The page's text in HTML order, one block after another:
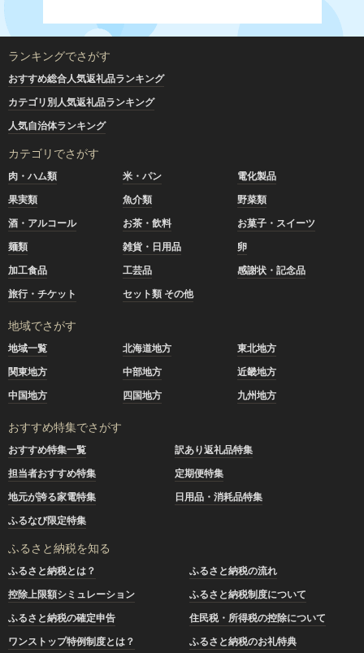
ランキングでさがす
おすすめ総合人気返礼品ランキング
カテゴリ別人気返礼品ランキング
人気自治体ランキング
カテゴリでさがす
肉・ハム類 米・パン
電化製品
果実類
魚介類
野菜類
酒・アルコール
お茶・飲料
お菓子・スイーツ
麺類
雑貨・日用品
卵
加工食品
工芸品
感謝状・記念品
旅行・チケット
セット類 その他
地域でさがす
地域一覧 北海道地方
東北地方
関東地方
中部地方
近畿地方
中国地方
四国地方 九州地方
おすすめ特集でさがす
おすすめ特集一覧
訳あり返礼品特集
担当者おすすめ特集
定期便特集
地元が誇る家電特集
日用品・消耗品特集
ふるなび限定特集
ふるさと納税を知る
ふるさと納税とは？
ふるさと納税の流れ
控除上限額シミュレーション
ふるさと納税制度について
ふるさと納税の確定申告
住民税・所得税の控除について
ワンストップ特例制度とは？
ふるさと納税のお礼特典